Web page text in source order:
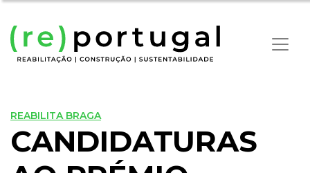
REABILITA BRAGA
CANDIDATURAS